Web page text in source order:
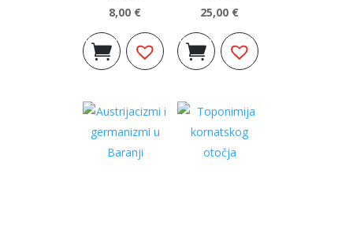
Izvorna
cijena
bila
10,00 €.
8,00 €
Trenutna
cijena
je:
Dodaj u
košaricu
Izvorna
cijena
bila
33,18 €.
25,00 €
Trenutna
cijena
je:
Dodaj u
košaricu